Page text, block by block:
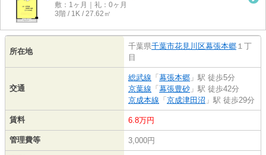
敷：1ヶ月｜礼：0ヶ月
3階 / 1K / 27.62㎡
所在地
千葉県千葉市花見川区幕張本郷 １丁
目
交通
総武線 「 幕張本郷 」駅 徒歩5分
京葉線 「 幕張豊砂 」駅 徒歩42分
京成本線 「 京成津田沼 」駅 徒歩29分
賃料 6.8万円
管理費等 3,000円